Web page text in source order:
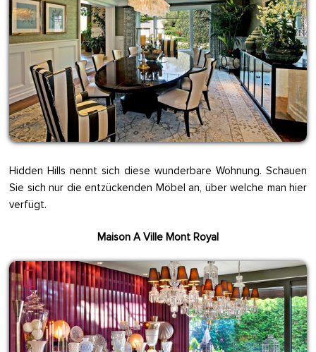
Hidden Hills nennt sich diese wunderbare Wohnung. Schauen
Sie sich nur die entzückenden Möbel an, über welche man hier
verfügt.
Maison A Ville Mont Royal